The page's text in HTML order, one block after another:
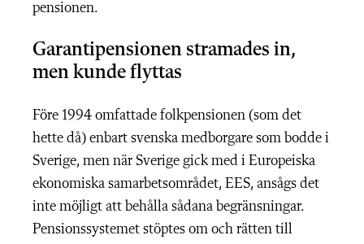
pensionen.
Garantipensionen stramades in,
men kunde flyttas
Före 1994 omfattade folkpensionen (som det
hette då) enbart svenska medborgare som bodde i
Sverige, men när Sverige gick med i Europeiska
ekonomiska samarbetsområdet, EES, ansågs det
inte möjligt att behålla sådana begränsningar.
Pensionssystemet stöptes om och rätten till